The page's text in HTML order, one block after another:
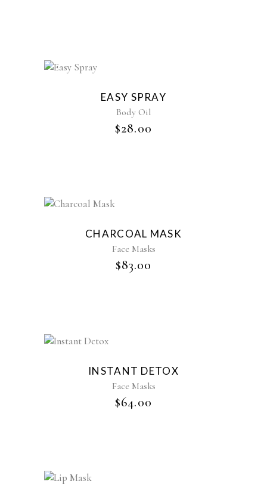
EASY SPRAY
Body Oil
$28.00
CHARCOAL MASK
Face Masks
$83.00
INSTANT DETOX
Face Masks
$64.00